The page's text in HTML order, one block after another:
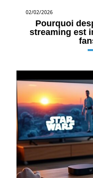
02/02/2026
Pourquoi
streaming est